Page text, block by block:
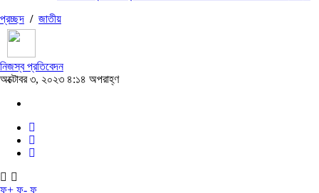
প্রচ্ছদ / জাতীয়
নিজস্ব প্রতিবেদন
অক্টোবর ৩, ২০২৩ ৪:১৪ অপরাহ্ণ
ফ+ ফ- ফ